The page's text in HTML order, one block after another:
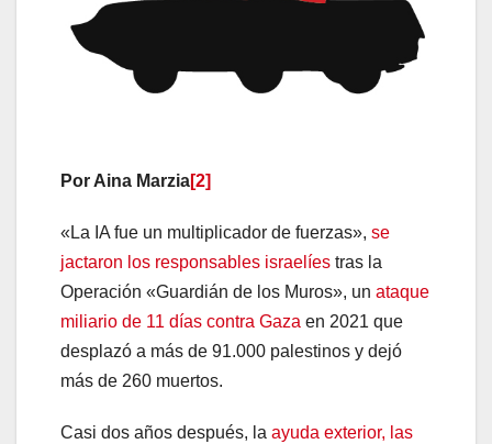
Por Aina Marzia[2]
«La IA fue un multiplicador de fuerzas», se
jactaron los responsables israelíes tras la
Operación «Guardián de los Muros», un ataque
miliario de 11 días contra Gaza en 2021 que
desplazó a más de 91.000 palestinos y dejó
más de 260 muertos.
Casi dos años después, la ayuda exterior, las